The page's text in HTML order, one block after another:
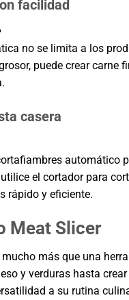
facilidad
no se limita a los
puede crear
casera
automático
el cortador para
rápido y eficiente.
Meat Slicer
más que una
y verduras hasta
a su rutina